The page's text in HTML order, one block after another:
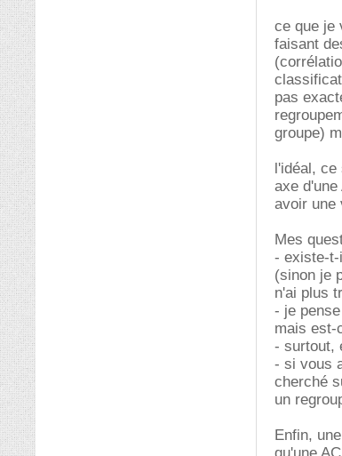
ce que je
faisant
pas
groupe)
l'idéal, ce
axe
avoir une
Mes
- existe-t-
(sinon je
n'ai plus
- je
mais est-
- surtout,
- si vous
cherché
un
Enfin,